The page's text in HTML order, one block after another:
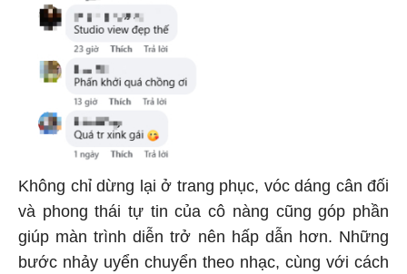
Không chỉ dừng lại ở trang phục, vóc dáng cân đối
và phong thái tự tin của cô nàng cũng góp phần
giúp màn trình diễn trở nên hấp dẫn hơn. Những
bước nhảy uyển chuyển theo nhạc, cùng với cách